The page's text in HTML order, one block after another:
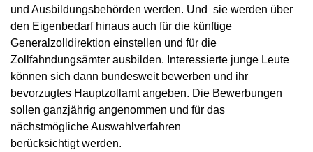
und Ausbildungsbehörden werden. Und sie werden über
den Eigenbedarf hinaus auch für die künftige
Generalzolldirektion einstellen und für die
Zollfahndungsämter ausbilden. Interessierte junge Leute
können sich dann bundesweit bewerben und ihr
bevorzugtes Hauptzollamt angeben. Die Bewerbungen
sollen ganzjährig angenommen und für das
nächstmögliche Auswahlverfahren
berücksichtigt werden.